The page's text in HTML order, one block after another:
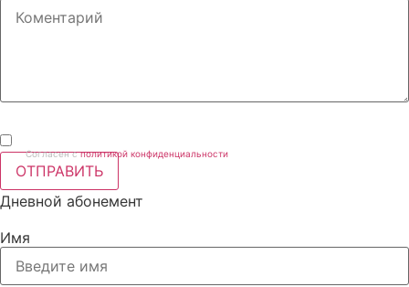
Согласен с политикой конфиденциальности
ОТПРАВИТЬ
Дневной абонемент
Имя